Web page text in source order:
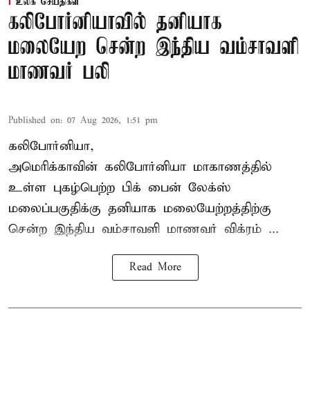
கலிபோர்னியாவில் தனியாக
மலையேற சென்ற இந்திய வம்சாவளி
மாணவர் பலி
Published on: 07 Aug 2026, 1:51 pm
கலிபோர்னியா,
அமெரிக்காவின் கலிபோர்னியா மாகாணத்தில்
உள்ள புகழ்பெற்ற பிக் பைன் லேக்ஸ்
மலைப்பகுதிக்கு தனியாக மலையேற்றத்திற்கு
சென்ற இந்திய வம்சாவளி மாணவர் விக்ரம் ...
Read More